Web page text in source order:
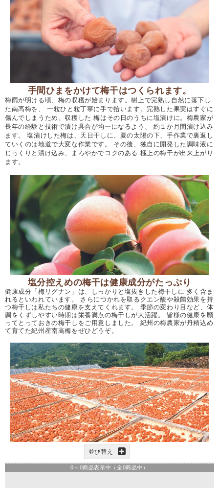
手間ひまをかけて梅干はつくられます。
梅雨が明ける頃、梅の収穫が始まります。樹上で完熟し自然に落下し
た南高梅を、 一粒ひと粒丁寧に手で拾います。完熟した果実はすぐに
傷んでしまうため、収穫した 梅はその日のうちに塩漬けに。梅農家が
長年の経験と技術で漬け具合が均一になるよう、 約１か月間漬け込み
ます。 塩漬けした梅は、天日干しに。夏の太陽の下、手作業で裏返し
ていくのは地道で大変な作業です。 その後、独自に開発した調味液に
じっくりと漬け込み、まろやかでコクのある 極上の梅干が出来上がり
ます。
塩分控えめの梅干は健康成分がたっぷり
健康成分「梅リグナン」は、しっかりと塩抜きした梅干しに 多く含ま
れるといわれています。 さらにつかれを取るクエン酸や殺菌効果を持
つ梅干しは私たちの健康を支えてくれます。 季節の変わり目など、体
調をくずしやすい時期は栄養満点の梅干しが大活躍。 皆様の健康を願
ってとっておきの梅干しをご用意しました。 紀州の梅農家が丹精込め
て育てた紀州産南高梅をぜひどうぞ。
並び替え
0 ～ 0商品表示中（全0商品中）